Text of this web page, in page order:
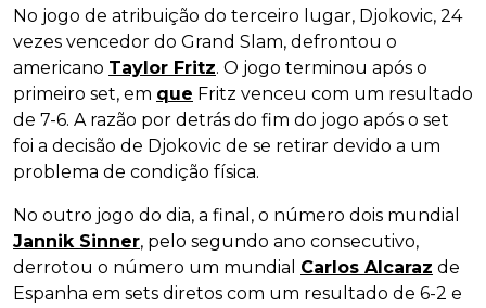
No jogo de atribuição do terceiro lugar, Djokovic, 24
vezes vencedor do Grand Slam, defrontou o
americano Taylor Fritz. O jogo terminou após o
primeiro set, em que Fritz venceu com um resultado
de 7-6. A razão por detrás do fim do jogo após o set
foi a decisão de Djokovic de se retirar devido a um
problema de condição física.
No outro jogo do dia, a final, o número dois mundial
Jannik Sinner, pelo segundo ano consecutivo,
derrotou o número um mundial Carlos Alcaraz de
Espanha em sets diretos com um resultado de 6-2 e